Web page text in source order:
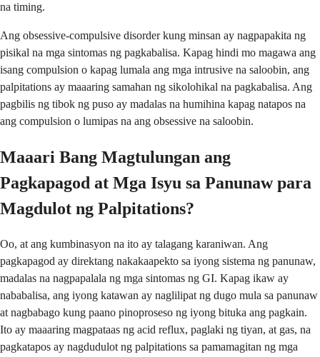
na timing.
Ang obsessive-compulsive disorder kung minsan ay nagpapakita ng
pisikal na mga sintomas ng pagkabalisa. Kapag hindi mo magawa ang
isang compulsion o kapag lumala ang mga intrusive na saloobin, ang
palpitations ay maaaring samahan ng sikolohikal na pagkabalisa. Ang
pagbilis ng tibok ng puso ay madalas na humihina kapag natapos na
ang compulsion o lumipas na ang obsessive na saloobin.
Maaari Bang Magtulungan ang
Pagkapagod at Mga Isyu sa Panunaw para
Magdulot ng Palpitations?
Oo, at ang kumbinasyon na ito ay talagang karaniwan. Ang
pagkapagod ay direktang nakakaapekto sa iyong sistema ng panunaw,
madalas na nagpapalala ng mga sintomas ng GI. Kapag ikaw ay
nababalisa, ang iyong katawan ay naglilipat ng dugo mula sa panunaw
at nagbabago kung paano pinoproseso ng iyong bituka ang pagkain.
Ito ay maaaring magpataas ng acid reflux, paglaki ng tiyan, at gas, na
pagkatapos ay nagdudulot ng palpitations sa pamamagitan ng mga